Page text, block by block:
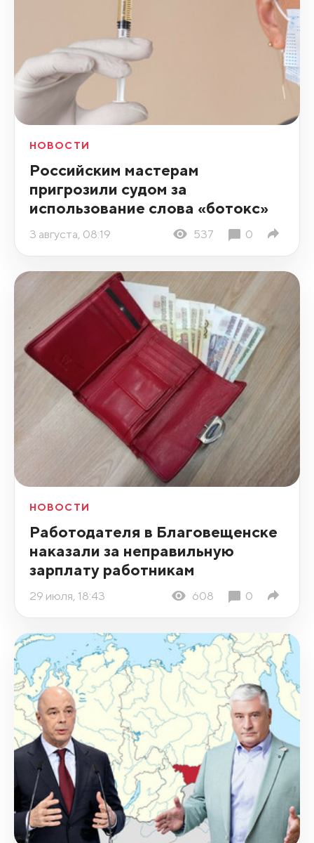
НОВОСТИ
Российским мастерам
пригрозили судом за
использование слова «ботокс»
3 августа, 08:19 537 0
НОВОСТИ
Работодателя в Благовещенске
наказали за неправильную
зарплату работникам
29 июля, 18:43 608 0